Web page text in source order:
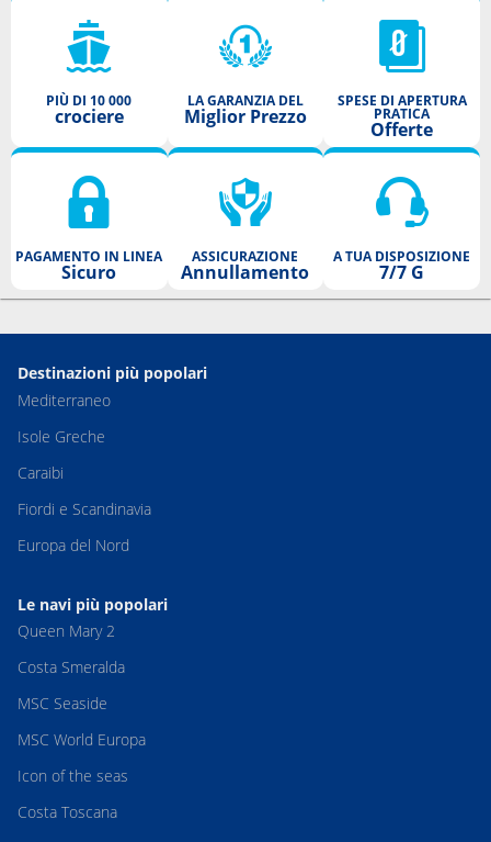
PIÙ DI 10 000
crociere
LA GARANZIA DEL
Miglior Prezzo
SPESE DI APERTURA
PRATICA
Offerte
PAGAMENTO IN LINEA
Sicuro
ASSICURAZIONE
Annullamento
A TUA DISPOSIZIONE
7/7 G
Destinazioni più popolari
Mediterraneo
Isole Greche
Caraibi
Fiordi e Scandinavia
Europa del Nord
Le navi più popolari
Queen Mary 2
Costa Smeralda
MSC Seaside
MSC World Europa
Icon of the seas
Costa Toscana